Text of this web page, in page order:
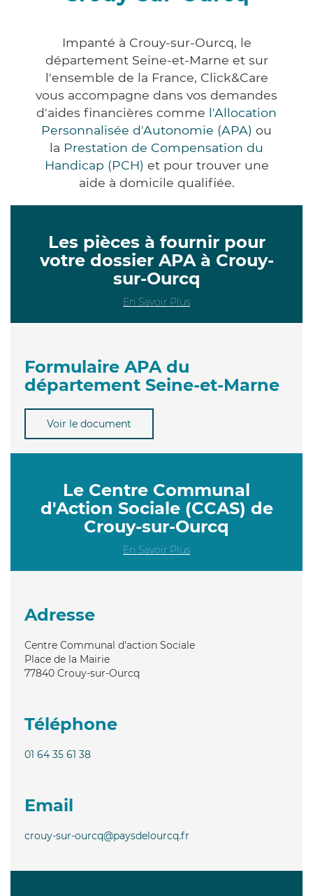
Impanté à Crouy-sur-Ourcq, le
département Seine-et-Marne et sur
l'ensemble de la France, Click&Care
vous accompagne dans vos demandes
d'aides financières comme l'Allocation
Personnalisée d'Autonomie (APA) ou
la Prestation de Compensation du
Handicap (PCH) et pour trouver une
aide à domicile qualifiée.
Les pièces à fournir pour
votre dossier APA à Crouy-
sur-Ourcq
En Savoir Plus
Formulaire APA du
département Seine-et-Marne
Voir le document
Le Centre Communal
d'Action Sociale (CCAS) de
Crouy-sur-Ourcq
En Savoir Plus
Adresse
Centre Communal d'action Sociale
Place de la Mairie
77840 Crouy-sur-Ourcq
Téléphone
01 64 35 61 38
Email
crouy-sur-ourcq@paysdelourcq.fr